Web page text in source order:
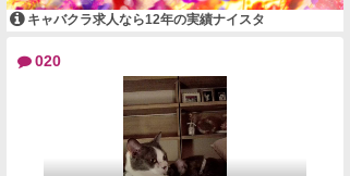
キャバクラ求人なら12年の実績ナイスタ
020